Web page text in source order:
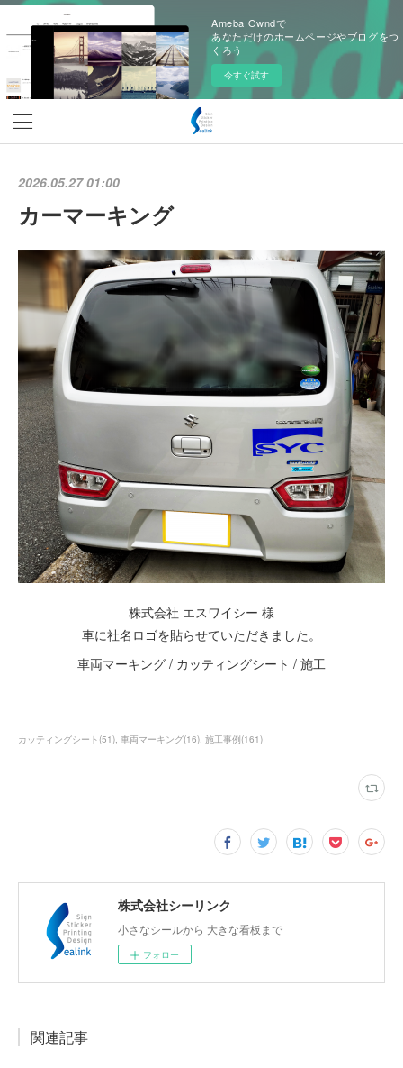
Ameba Owndで
あなただけのホームページやブログをつ
くろう
今すぐ試す
2026.05.27 01:00
カーマーキング
株式会社 エスワイシー 様
車に社名ロゴを貼らせていただきました。
車両マーキング / カッティングシート / 施工
カッティングシート (51) 車両マーキング(16) 施工事例(161)
株式会社シーリンク
小さなシールから 大きな看板まで
フォロー
関連記事